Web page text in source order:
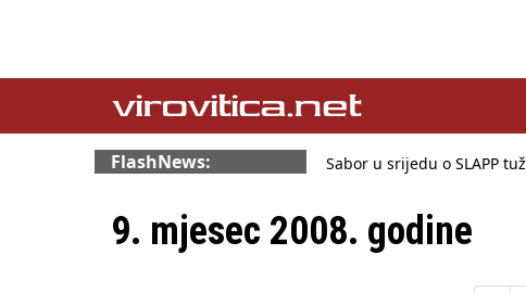
FlashNews:
Sabor u srijedu o SLAPP
Sindikati traže zaštitu
Državni tajnik Rukavina:
9. mjesec 2008. godine